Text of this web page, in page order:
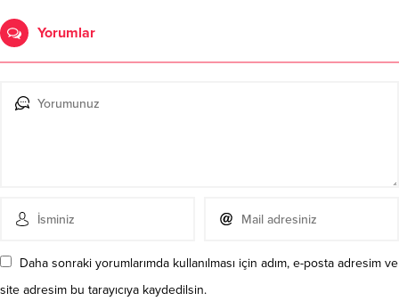
Yorumlar
Daha sonraki yorumlarımda kullanılması için adım, e-posta adresim ve
site adresim bu tarayıcıya kaydedilsin.